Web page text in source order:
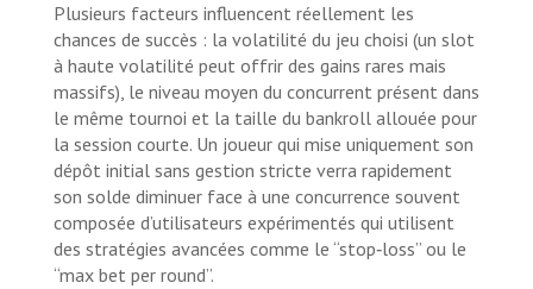
Plusieurs facteurs influencent réellement les
chances de succès : la volatilité du jeu choisi (un slot
à haute volatilité peut offrir des gains rares mais
massifs), le niveau moyen du concurrent présent dans
le même tournoi et la taille du bankroll allouée pour
la session courte. Un joueur qui mise uniquement son
dépôt initial sans gestion stricte verra rapidement
son solde diminuer face à une concurrence souvent
composée d’utilisateurs expérimentés qui utilisent
des stratégies avancées comme le “stop‑loss” ou le
“max bet per round”.